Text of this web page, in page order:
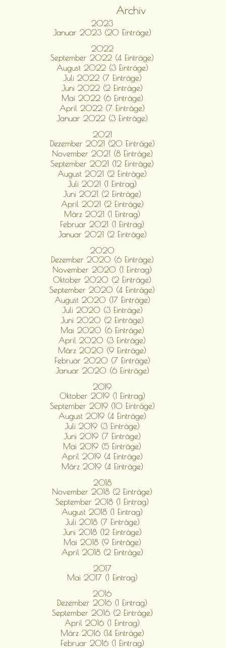
aktualisiert!
Archiv
2023
Januar 2023 (20 Einträge)
2022
September 2022 (4 Einträge)
August 2022 (3 Einträge)
Juli 2022 (7 Einträge)
Juni 2022 (2 Einträge)
Mai 2022 (6 Einträge)
April 2022 (7 Einträge)
Januar 2022 (3 Einträge)
2021
Dezember 2021 (20 Einträge)
November 2021 (8 Einträge)
September 2021 (12 Einträge)
August 2021 (2 Einträge)
Juli 2021 (1 Eintrag)
Juni 2021 (2 Einträge)
April 2021 (2 Einträge)
März 2021 (1 Eintrag)
Februar 2021 (1 Eintrag)
Januar 2021 (2 Einträge)
2020
Dezember 2020 (6 Einträge)
November 2020 (1 Eintrag)
Oktober 2020 (2 Einträge)
September 2020 (4 Einträge)
August 2020 (17 Einträge)
Juli 2020 (3 Einträge)
Juni 2020 (2 Einträge)
Mai 2020 (6 Einträge)
April 2020 (3 Einträge)
März 2020 (9 Einträge)
Februar 2020 (7 Einträge)
Januar 2020 (6 Einträge)
2019
Oktober 2019 (1 Eintrag)
September 2019 (10 Einträge)
August 2019 (4 Einträge)
Juli 2019 (3 Einträge)
Juni 2019 (7 Einträge)
Mai 2019 (5 Einträge)
April 2019 (4 Einträge)
März 2019 (4 Einträge)
2018
November 2018 (2 Einträge)
September 2018 (1 Eintrag)
August 2018 (1 Eintrag)
Juli 2018 (7 Einträge)
Juni 2018 (12 Einträge)
Mai 2018 (9 Einträge)
April 2018 (2 Einträge)
2017
Mai 2017 (1 Eintrag)
2016
Dezember 2016 (1 Eintrag)
September 2016 (2 Einträge)
April 2016 (1 Eintrag)
März 2016 (14 Einträge)
Februar 2016 (1 Eintrag)